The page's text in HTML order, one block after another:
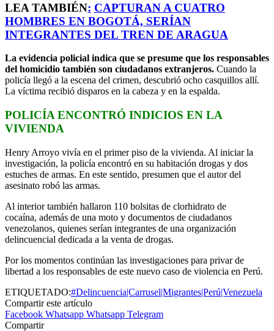
LEA TAMBIÉN: CAPTURAN A CUATRO
HOMBRES EN BOGOTÁ, SERÍAN
INTEGRANTES DEL TREN DE ARAGUA
La evidencia policial indica que se presume que los responsables
del homicidio también son ciudadanos extranjeros. Cuando la
policía llegó a la escena del crimen, descubrió ocho casquillos allí.
La víctima recibió disparos en la cabeza y en la espalda.
POLICÍA ENCONTRÓ INDICIOS EN LA
VIVIENDA
Henry Arroyo vivía en el primer piso de la vivienda. Al iniciar la
investigación, la policía encontró en su habitación drogas y dos
estuches de armas. En este sentido, presumen que el autor del
asesinato robó las armas.
Al interior también hallaron 110 bolsitas de clorhidrato de
cocaína, además de una moto y documentos de ciudadanos
venezolanos, quienes serían integrantes de una organización
delincuencial dedicada a la venta de drogas.
Por los momentos continúan las investigaciones para privar de
libertad a los responsables de este nuevo caso de violencia en Perú.
ETIQUETADO:#Delincuencia|Carrusel|Migrantes|Perú|Venezuela
Compartir este artículo
Facebook Whatsapp Whatsapp Telegram
Compartir